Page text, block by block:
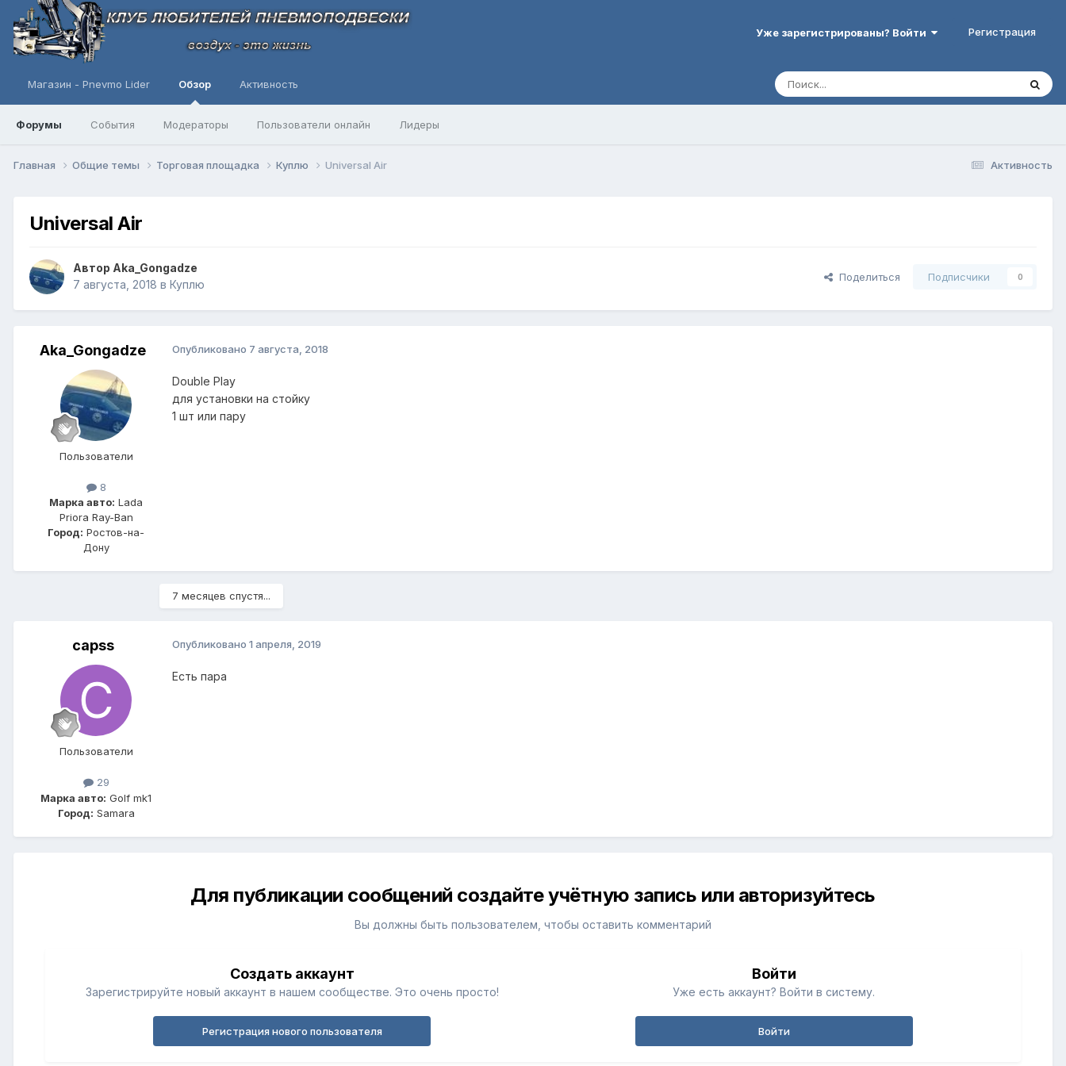
Уже зарегистрированы? Войти Регистрация
Магазин - Pnevmo Lider Обзор
Форумы События Модераторы Пользователи онлайн Лидеры
Активность
Активность
Главная Общие темы Торговая площадка Куплю Universal Air
Universal Air
Автор Aka_Gongadze
7 августа, 2018 в Куплю
Поделиться Подписчики 0
Aka_Gongadze
Пользователи
8
Марка авто: Lada
Priora Ray-Ban
Город: Ростов-на-
Дону
Опубликовано 7 августа, 2018
Double Play
для установки на стойку
1 шт или пару
7 месяцев спустя...
capss
Пользователи
29
Марка авто: Golf mk1
Город: Samara
Опубликовано 1 апреля, 2019
Есть пара
Для публикации сообщений создайте учётную запись или авторизуйтесь
Вы должны быть пользователем, чтобы оставить комментарий
Создать аккаунт
Зарегистрируйте новый аккаунт в нашем сообществе. Это очень просто!
Регистрация нового пользователя
Войти
Уже есть аккаунт? Войти в систему.
Войти